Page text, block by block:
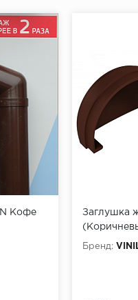
Кофе
Заглушка
Бренд: